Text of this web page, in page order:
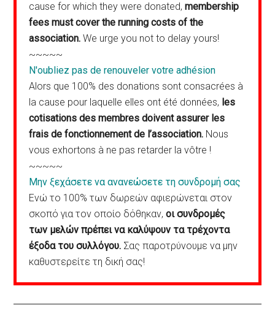
cause for which they were donated,membership
fees must cover the running costs of the
association. We urge you not to delay yours!
~~~~~
N'oubliez pas de renouveler votre adhésion
Alors que 100% des donations sont consacrées à
la cause pour laquelle elles ont été données, les
cotisations des membres doivent assurer les
frais de fonctionnement de l’association. Nous
vous exhortons à ne pas retarder la vôtre !
~~~~~
Μην ξεχάσετε να ανανεώσετε τη συνδρομή σας
Ενώ το 100% των δωρεών αφιερώνεται στον
σκοπό για τον οποίο δόθηκαν,οι συνδρομές
των μελών πρέπει να καλύψουν τα τρέχοντα
έξοδα του συλλόγου. Σας παροτρύνουμε να μην
καθυστερείτε τη δική σας!